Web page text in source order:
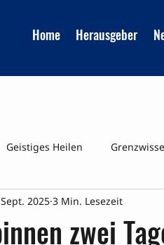
Home Herausgeber
Geistiges Heilen
UMFRAGEN
zwei
2025 3 Min. Lesezeit